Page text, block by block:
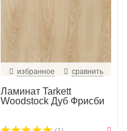
избранное сравнить
Ламинат Tarkett
Woodstock Дуб Фрисби